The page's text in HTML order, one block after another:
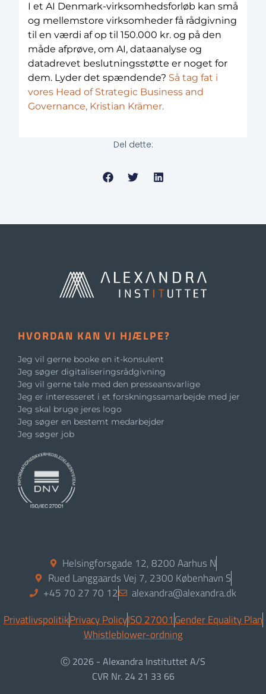
I et AI Denmark-virksomhedsforløb kan små
og mellemstore virksomheder få rådgivning
til en værdi af op til 150.000 kr. og på den
måde afprøve, om AI, dataanalyse og
datadrevet beslutningsstøtte er noget for
dem. Lyder det spændende? Så tag fat i
vores Head of Strategic Business and
Governance, Kristian Krämer.
Del dette:
HVORDAN KAN VI HJÆLPE?
Jeg vil gerne booke en it-konsulent
Jeg søger digitaliseringsrådgivning
Jeg vil gerne tale med den presseansvarlige
Jeg er interesseret i et forskningssamarbejde med jer
Jeg skal bruge jeres logo
Jeg søger en bestemt medarbejder
Jeg søger job
Helsingforsgade 12, 8200 Aarhus N
Rued Langgaards Vej 7, 2300 København S
+45 70 27 70 12
alexandra@alexandra.dk
PrivatlivspolitikPrivacy PolicyISO 27001Gender Equality Plan
Whistleblower-ordning
Ⓒ 2026 - Alexandra Instituttet A/S
CVR Nr. 24 21 33 66